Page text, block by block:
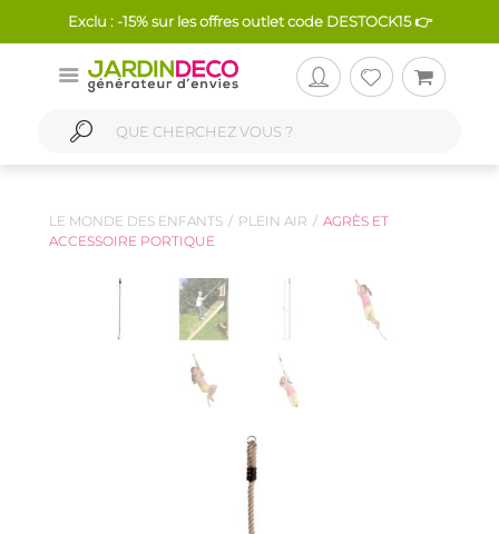
Exclu : -15% sur les offres outlet code DESTOCK15 👉
LE MONDE DES ENFANTS PLEIN AIR
AGRÈS ET
ACCESSOIRE PORTIQUE